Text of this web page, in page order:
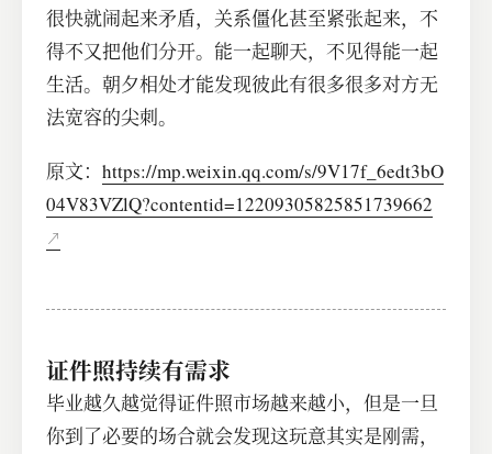
很快就闹起来矛盾，关系僵化甚至紧张起来，不
得不又把他们分开。能一起聊天，不见得能一起
生活。朝夕相处才能发现彼此有很多很多对方无
法宽容的尖刺。
原文：https://mp.weixin.qq.com/s/9V17f_6edt3bO
04V83VZlQ?contentid=12209305825851739662
证件照持续有需求
毕业越久越觉得证件照市场越来越小，但是一旦
你到了必要的场合就会发现这玩意其实是刚需，